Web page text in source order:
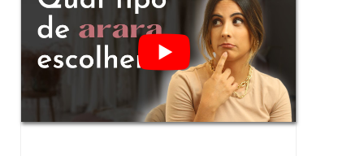
atuação. Abaixo os motivos pelos quais a
Luci Comércio é líder quando procurar por
provador cortina: Comprometida com os
serviços; Responsável; Altamente
qualificada; Inovadora; Segura. REFERÊNCIA
DE QUALIDADE NO SEGMENTONa Luci